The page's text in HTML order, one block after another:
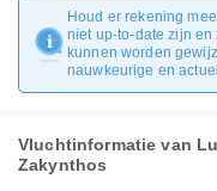
Houd er rekening
niet up-to-date zijn
kunnen worden
nauwkeurige en
Vluchtinformatie van
Zakynthos